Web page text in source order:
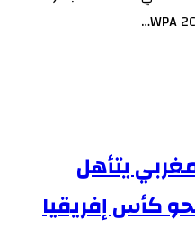
يتأهل
كأس إفريقيا